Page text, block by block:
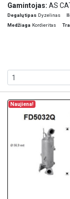
Gamintojas: AS
Degalų tipas Dyzelinas
Medžiaga Kordieritas
Naujiena!